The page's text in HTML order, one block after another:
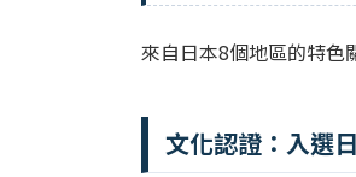
來自日本8個地區的特色
文化認證：入選